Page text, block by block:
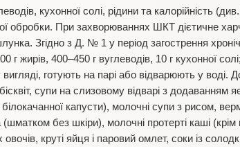
кухонної солі, рідини та калорійність (див.
обробки. При захворюваннях ШКТ дієтичне
Згідно з Д. № 1 у період загострення
жирів, 400–450 г вуглеводів, 10 г кухонної солі;
готують на парі або відварюють у воді.
супи на слизовому відварі з додаванням
капусти), молочні супи з рисом,
без шкіри), молочні протерті каші (крім
круті яйця і паровий омлет, соки із